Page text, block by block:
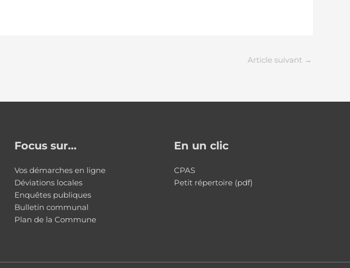
Article suivant →
Focus sur…
Vos démarches en ligne
Déviations locales
Enquêtes publiques
Bulletin communal
Plan de la Commune
En un clic
CPAS
Petit répertoire (pdf)